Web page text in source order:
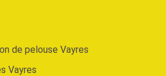
de pelouse Vayres
Vayres